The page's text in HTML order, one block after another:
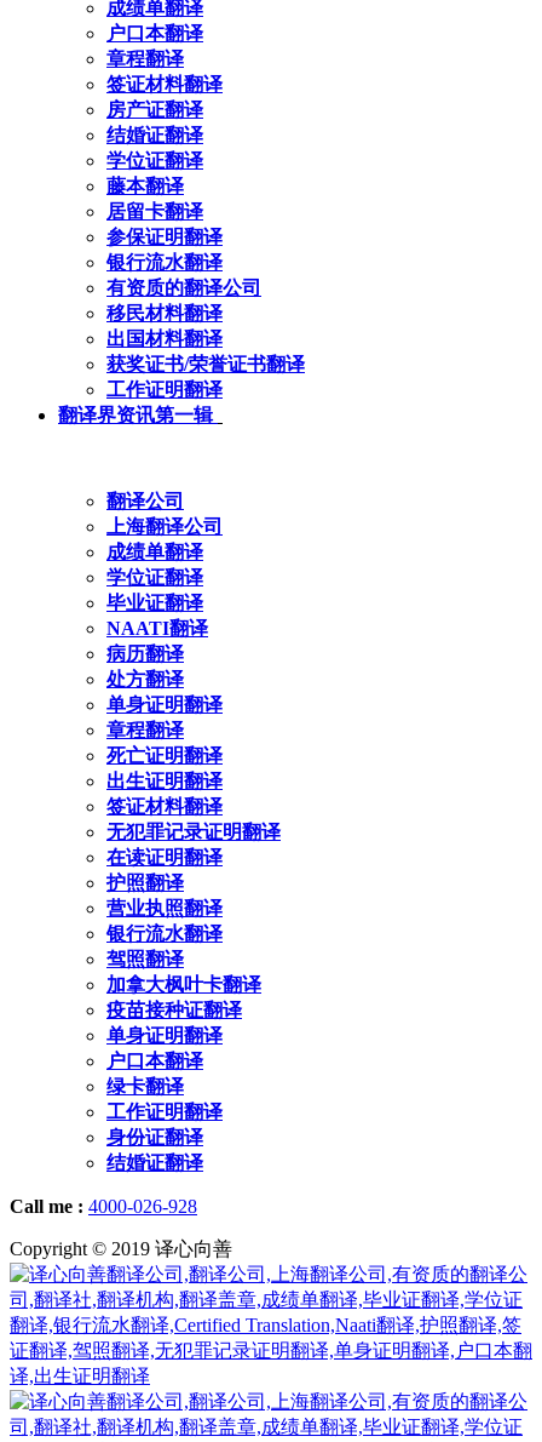
成绩单翻译
户口本翻译
章程翻译
签证材料翻译
房产证翻译
结婚证翻译
学位证翻译
藤本翻译
居留卡翻译
参保证明翻译
银行流水翻译
有资质的翻译公司
移民材料翻译
出国材料翻译
获奖证书/荣誉证书翻译
工作证明翻译
翻译界资讯第一辑
翻译公司
上海翻译公司
成绩单翻译
学位证翻译
毕业证翻译
NAATI翻译
病历翻译
处方翻译
单身证明翻译
章程翻译
死亡证明翻译
出生证明翻译
签证材料翻译
无犯罪记录证明翻译
在读证明翻译
护照翻译
营业执照翻译
银行流水翻译
驾照翻译
加拿大枫叶卡翻译
疫苗接种证翻译
单身证明翻译
户口本翻译
绿卡翻译
工作证明翻译
身份证翻译
结婚证翻译
Call me : 4000-026-928
Copyright © 2019 译心向善